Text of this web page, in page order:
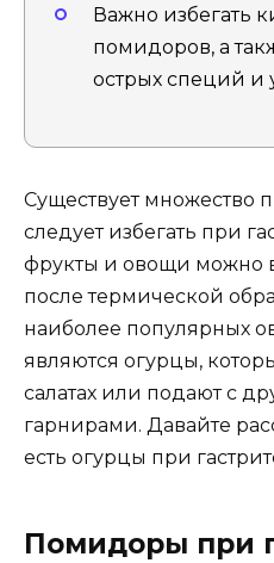
Важно избегать
помидоров, а
острых специй и
Существует множество
следует избегать при
фрукты и овощи можно
после термической
наиболее популярных
являются огурцы,
салатах или подают с
гарнирами. Давайте
есть огурцы при
Помидоры при